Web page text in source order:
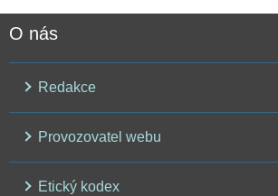
O nás
Redakce
Provozovatel webu
Etický kodex